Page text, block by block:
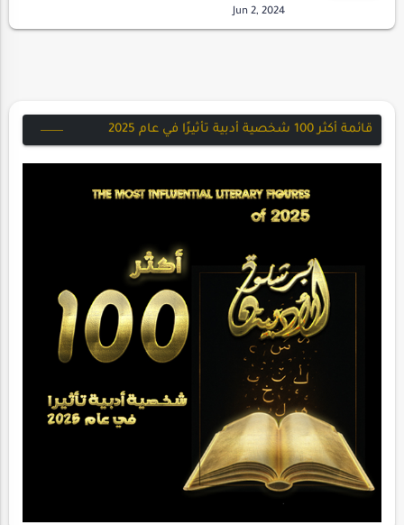
عليكَ يومٌ ..لَنْ ينفعك في…
قائمة أكثر 100 شخصية أدبية تأثيرًا في عام 2025